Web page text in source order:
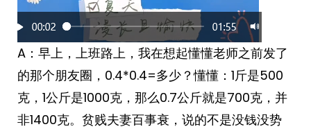
A：早上，上班路上，我在想起懂懂老师之前发了
的那个朋友圈，0.4*0.4=多少？​​​懂懂：1斤是500
克，1公斤是1000克，那么0.7公斤就是700克，并
非1400克。贫贱夫妻百事衰，说的不是没钱没势